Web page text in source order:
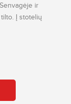
ir
Į stotelių